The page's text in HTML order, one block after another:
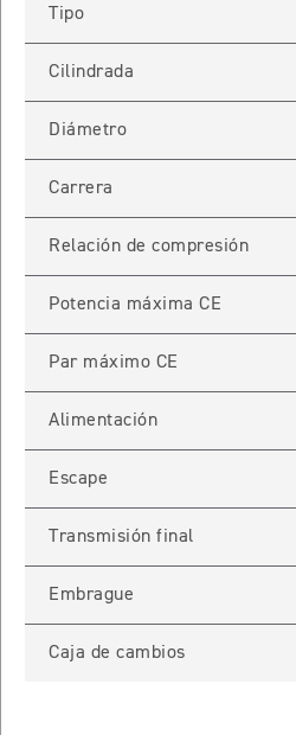
NEW
STREET TRIPLE R
Precio desde $11.690.000
NEWTRIDENT 800
Precio desde $12.690.000
RX
Precio desde $15.890.000
MOTO2
STREET TRIPLE 765 MOTO2
Tipo
Cilindrada
Diámetro
Carrera
Relación de compresión
Potencia máxima CE
Par máximo CE
Alimentación
Escape
Transmisión final
Embrague
Caja de cambios